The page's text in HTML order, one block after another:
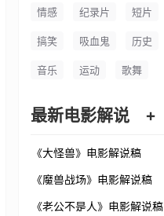
情感 纪录片 短片
搞笑 吸血鬼 历史
音乐 运动 歌舞
最新电影解说 +
《大怪兽》电影解说稿
《魔兽战场》电影解说稿
《老公不是人》电影解说稿